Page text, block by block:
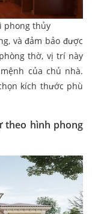
phong thủy
và đảm bảo được
thờ, vị trí này
của chủ nhà.
kích thước phù
theo hình phong